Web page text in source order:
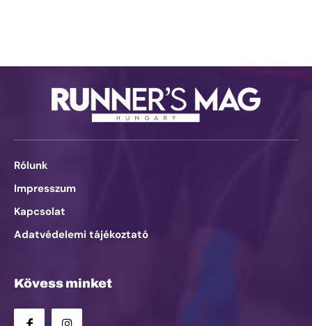
Rólunk
Impresszum
Kapcsolat
Adatvédelemi tájékoztató
Kövess minket